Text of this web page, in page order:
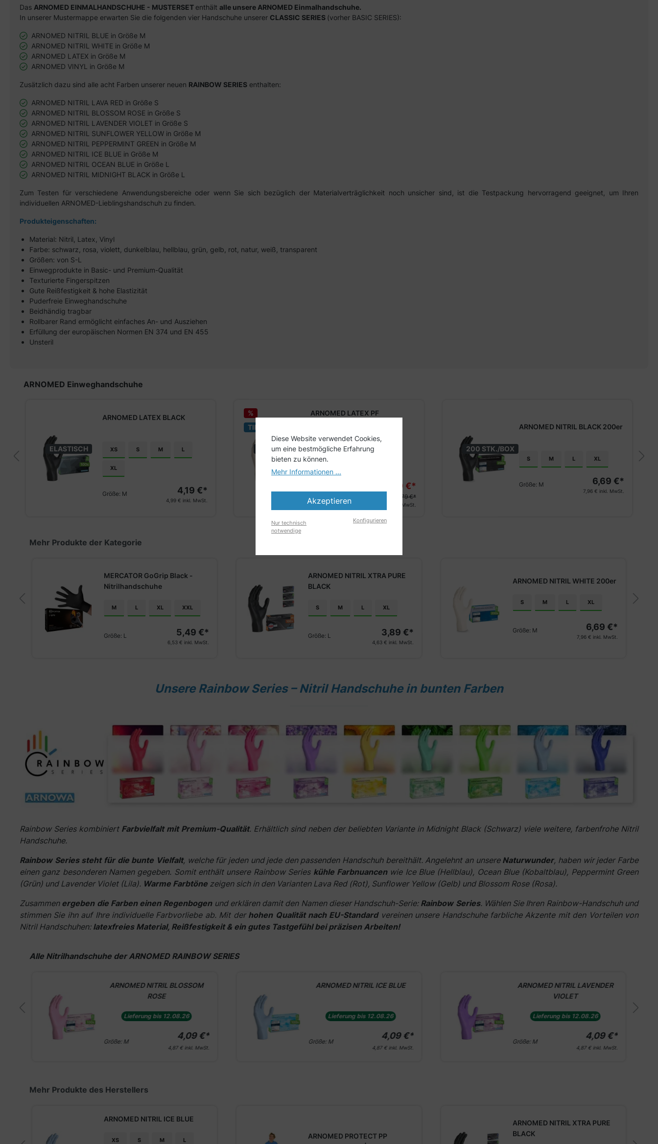
Das ARNOMED EINMALHANDSCHUHE - MUSTERSET enthält alle unsere ARNOMED Einmalhandschuhe.
In unserer Mustermappe erwarten Sie die folgenden vier Handschuhe unserer CLASSIC SERIES (vorher BASIC SERIES):
ARNOMED NITRIL BLUE in Größe M
ARNOMED NITRIL WHITE in Größe M
ARNOMED LATEX in Größe M
ARNOMED VINYL in Größe M
Zusätzlich dazu sind alle acht Farben unserer neuen RAINBOW SERIES enthalten:
ARNOMED NITRIL LAVA RED in Größe S
ARNOMED NITRIL BLOSSOM ROSE in Größe S
ARNOMED NITRIL LAVENDER VIOLET in Größe S
ARNOMED NITRIL SUNFLOWER YELLOW in Größe M
ARNOMED NITRIL PEPPERMINT GREEN in Größe M
ARNOMED NITRIL ICE BLUE in Größe M
ARNOMED NITRIL OCEAN BLUE in Größe L
ARNOMED NITRIL MIDNIGHT BLACK in Größe L
Zum Testen für verschiedene Anwendungsbereiche oder wenn Sie sich bezüglich der Materialverträglichkeit noch unsicher sind, ist die Testpackung hervorragend geeignet, um Ihren
individuellen ARNOMED-Lieblingshandschuh zu finden.
Produkteigenschaften:
Material: Nitril, Latex, Vinyl
Farbe: schwarz, rosa, violett, dunkelblau, hellblau, grün, gelb, rot, natur, weiß, transparent
Größen: von S-L
Einwegprodukte in Basic- und Premium-Qualität
Texturierte Fingerspitzen
Gute Reißfestigkeit & hohe Elastizität
Puderfreie Einweghandschuhe
Beidhändig tragbar
Rollbarer Rand ermöglicht einfaches An- und Ausziehen
Erfüllung der europäischen Normen EN 374 und EN 455
Unsteril
Produktgalerie überspringen
ARNOMED Einweghandschuhe
ELASTISCH
ARNOMED LATEX BLACK
XS S M L
XL
Größe: M 4,19 €*
4,99 € inkl. MwSt.
%
TIPP
ELASTISCH
ARNOMED LATEX PF
XS S
XL
Größe:M
3,49 €*
3,79 €*
inkl. MwSt.
200 STK./BOX
ARNOMED NITRIL BLACK 200er
S M L XL
Größe: M 6,69 €*
7,96 € inkl. MwSt.
Produktgalerie überspringen
Mehr Produkte der Kategorie
MERCATOR GoGrip Black -
Nitrilhandschuhe
M L XL XXL
Größe: L 5,49 €*
6,53 € inkl. MwSt.
ARNOMED NITRIL XTRA PURE
BLACK
S M L XL
Größe: L 3,89 €*
4,63 € inkl. MwSt.
ARNOMED NITRIL WHITE 200er
S M L XL
Größe: M 6,69 €*
7,96 € inkl. MwSt.
Unsere Rainbow Series – Nitril Handschuhe in bunten Farben
Rainbow Series kombiniertFarbvielfalt mit Premium-Qualität. Erhältlich sind neben der beliebten Variante in Midnight Black (Schwarz) viele weitere, farbenfrohe Nitril
Handschuhe.
Rainbow Series steht für die bunte Vielfalt, welche für jeden und jede den passenden Handschuh bereithält. Angelehnt an unsere Naturwunder, haben wir jeder Farbe
einen ganz besonderen Namen gegeben. Somit enthält unsere Rainbow Series kühle Farbnuancen wie Ice Blue (Hellblau), Ocean Blue (Kobaltblau), Peppermint Green
(Grün) und Lavender Violet (Lila). Warme Farbtöne zeigen sich in den Varianten Lava Red (Rot), Sunflower Yellow (Gelb) und Blossom Rose (Rosa).
Zusammen ergeben die Farben einen Regenbogenund erklären damit den Namen dieser Handschuh-Serie: Rainbow Series. Wählen Sie Ihren Rainbow-Handschuh und
stimmen Sie ihn auf Ihre individuelle Farbvorliebe ab. Mit der hohen Qualität nach EU-Standardvereinen unsere Handschuhe farbliche Akzente mit den Vorteilen von
Nitril Handschuhen: latexfreies Material, Reißfestigkeit & ein gutes Tastgefühl bei präzisen Arbeiten!
Produktgalerie überspringen
Alle Nitrilhandschuhe der ARNOMED RAINBOW SERIES
ARNOMED NITRIL BLOSSOM
ROSE
Lieferung bis 12.08.26
Größe: M
4,09 €*
4,87 €inkl. MwSt.
ARNOMED NITRIL ICE BLUE
Lieferung bis 12.08.26
Größe: M
4,09 €*
4,87 €inkl. MwSt.
ARNOMED NITRIL LAVENDER
VIOLET
Lieferung bis 12.08.26
Größe: M
4,09 €*
4,87 €inkl. MwSt.
Produktgalerie überspringen
Mehr Produkte des Herstellers
ARNOMED NITRIL ICE BLUE
XS S M L
ARNOMED PROTECT PP
ARNOMED NITRIL XTRA PURE
BLACK
Diese Website verwendet Cookies,
um eine bestmögliche Erfahrung
bieten zu können.
Mehr Informationen ...
Akzeptieren
Nur technisch
notwendige
Konfigurieren